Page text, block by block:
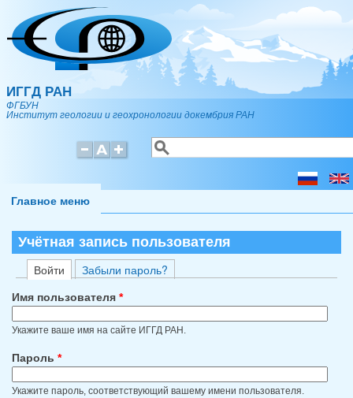
Перейти к основному содержанию
ИГГД РАН
ФГБУН
Институт геологии и геохронологии докембрия РАН
Форма поиска
Поиск
Главное меню
Учётная запись пользователя
Главные вкладки
Войти (активная вкладка)
Забыли пароль?
Имя пользователя *
Укажите ваше имя на сайте ИГГД РАН.
Пароль *
Укажите пароль, соответствующий вашему имени пользователя.